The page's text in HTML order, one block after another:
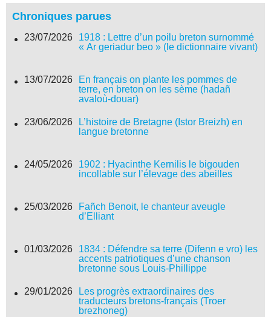
Chroniques parues
1918 : Lettre d’un poilu breton surnommé
« Ar geriadur beo » (le dictionnaire vivant)
23/07/2026
En français on plante les pommes de
terre, en breton on les sème (hadañ
avaloù-douar)
13/07/2026
L’histoire de Bretagne (Istor Breizh) en
langue bretonne
23/06/2026
1902 : Hyacinthe Kernilis le bigouden
incollable sur l’élevage des abeilles
24/05/2026
Fañch Benoit, le chanteur aveugle
d’Elliant
25/03/2026
1834 : Défendre sa terre (Difenn e vro) les
accents patriotiques d’une chanson
bretonne sous Louis-Phillippe
01/03/2026
Les progrès extraordinaires des
traducteurs bretons-français (Troer
brezhoneg)
29/01/2026